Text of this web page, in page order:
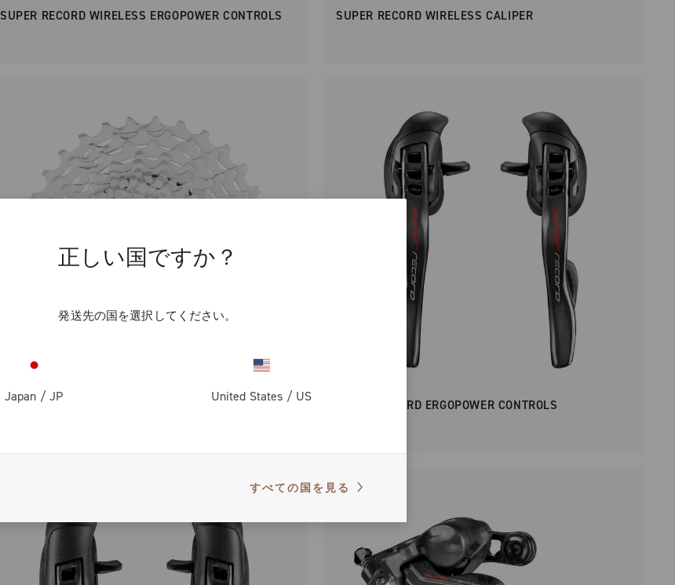
正しい国ですか？
発送先の国を選択してください。
Japan /JP United States / US
すべての国を見る
SUPER RECORD WIRELESS ERGOPOWER CONTROLS SUPER RECORD WIRELESS CALIPER
SUPER RECORD 12 SPEED WIRELESS SPROCKETS SUPER RECORD ERGOPOWER CONTROLS